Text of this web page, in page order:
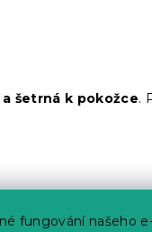
fungování našeho
šetrná k pokožce.